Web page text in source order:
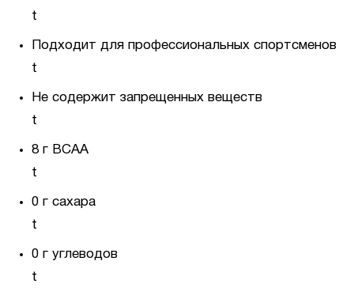
t
Подходит для профессиональных спортсменов
t
Не содержит запрещенных веществ
t
8 г ВСАА
t
0 г сахара
t
0 г углеводов
t